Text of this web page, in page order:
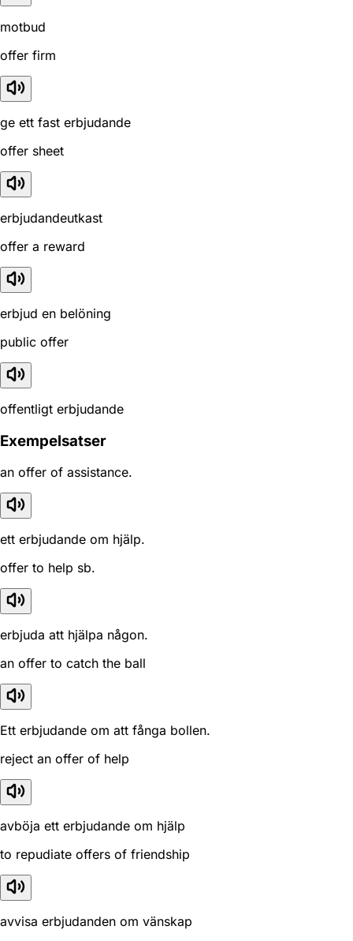
motbud
offer firm
ge ett fast erbjudande
offer sheet
erbjudandeutkast
offer a reward
erbjud en belöning
public offer
offentligt erbjudande
Exempelsatser
an offer of assistance.
ett erbjudande om hjälp.
offer to help sb.
erbjuda att hjälpa någon.
an offer to catch the ball
Ett erbjudande om att fånga bollen.
reject an offer of help
avböja ett erbjudande om hjälp
to repudiate offers of friendship
avvisa erbjudanden om vänskap